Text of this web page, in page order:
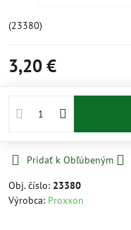
(23380)
3,20 €
Pridať k Obľúbeným
Obj. číslo: 23380
Výrobca: Proxxon